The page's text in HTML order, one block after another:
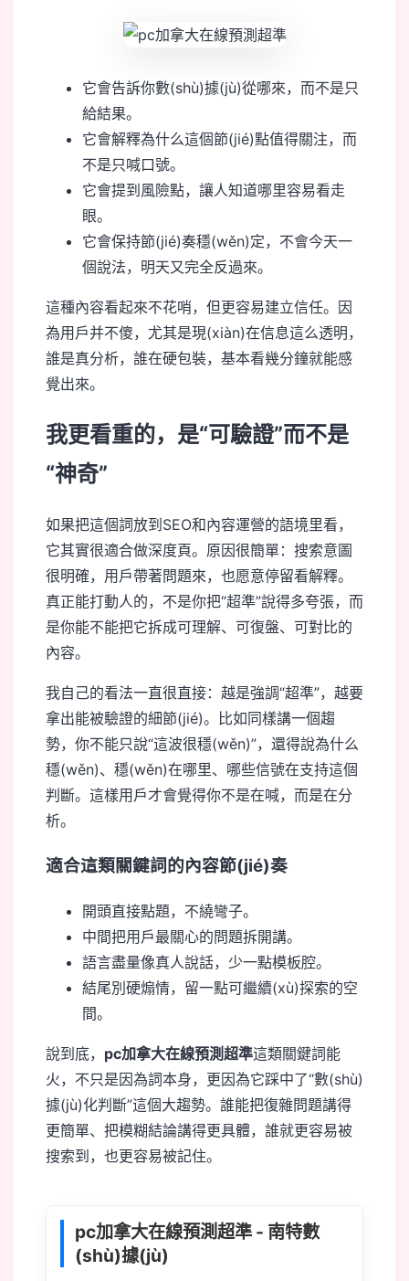
它會告訴你數(shù)據(jù)從哪來，而不是只
給結果。
它會解釋為什么這個節(jié)點值得關注，而
不是只喊口號。
它會提到風險點，讓人知道哪里容易看走
眼。
它會保持節(jié)奏穩(wěn)定，不會今天一
個說法，明天又完全反過來。
這種內容看起來不花哨，但更容易建立信任。因
為用戶并不傻，尤其是現(xiàn)在信息這么透明，
誰是真分析，誰在硬包裝，基本看幾分鐘就能感
覺出來。
我更看重的，是“可驗證”而不是
“神奇”
如果把這個詞放到SEO和內容運營的語境里看，
它其實很適合做深度頁。原因很簡單：搜索意圖
很明確，用戶帶著問題來，也愿意停留看解釋。
真正能打動人的，不是你把“超準”說得多夸張，而
是你能不能把它拆成可理解、可復盤、可對比的
內容。
我自己的看法一直很直接：越是強調“超準”，越要
拿出能被驗證的細節(jié)。比如同樣講一個趨
勢，你不能只說“這波很穩(wěn)”，還得說為什么
穩(wěn)、穩(wěn)在哪里、哪些信號在支持這個
判斷。這樣用戶才會覺得你不是在喊，而是在分
析。
適合這類關鍵詞的內容節(jié)奏
開頭直接點題，不繞彎子。
中間把用戶最關心的問題拆開講。
語言盡量像真人說話，少一點模板腔。
結尾別硬煽情，留一點可繼續(xù)探索的空
間。
說到底， pc加拿大在線預測超準這類關鍵詞能
火，不只是因為詞本身，更因為它踩中了“數(shù)
據(jù)化判斷”這個大趨勢。誰能把復雜問題講得
更簡單、把模糊結論講得更具體，誰就更容易被
搜索到，也更容易被記住。
pc加拿大在線預測超準 - 南特數
(shù)據(jù)